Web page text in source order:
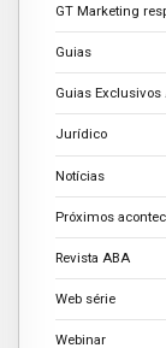
GT Marketing
Guias
Guias Exclusivos
Jurídico
Notícias
Próximos
Revista ABA
Web série
Webinar